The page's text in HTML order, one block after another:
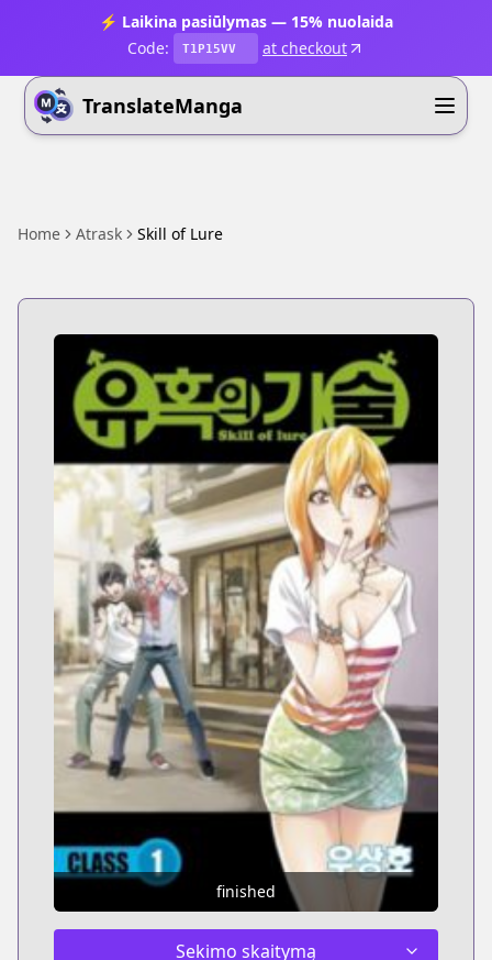
⚡ Laikina pasiūlymas — 15% nuolaida
Code:
T1P15VV at checkout
TranslateManga
Home Atrask Skill of Lure
finished
Sekimo skaitymą